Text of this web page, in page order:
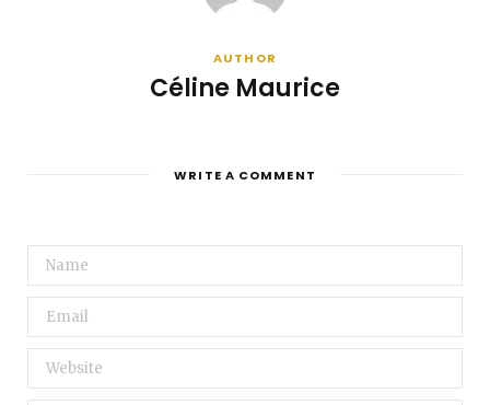
AUTHOR
Céline Maurice
WRITE A COMMENT